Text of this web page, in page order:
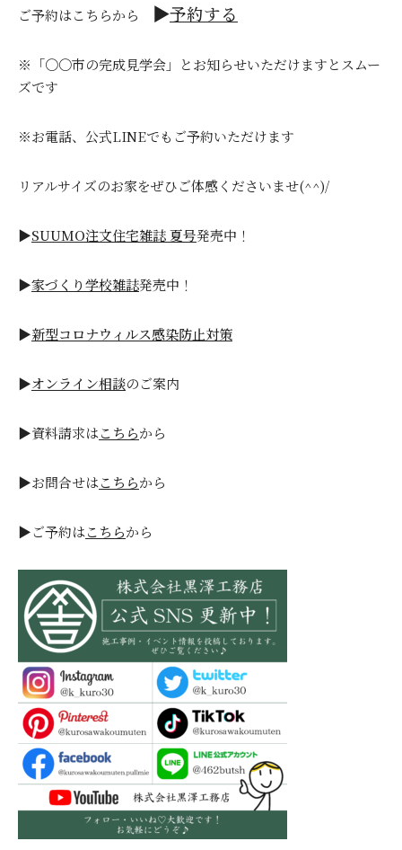
ご予約はこちらから ▶予約する
※「〇〇市の完成見学会」とお知らせいただけますとスムー
ズです
※お電話、公式LINEでもご予約いただけます
リアルサイズのお家をぜひご体感くださいませ(^^)/
▶SUUMO注文住宅雑誌 夏号発売中！
▶家づくり学校雑誌発売中！
▶新型コロナウィルス感染防止対策
▶オンライン相談のご案内
▶資料請求はこちらから
▶お問合せはこちらから
▶ご予約はこちらから